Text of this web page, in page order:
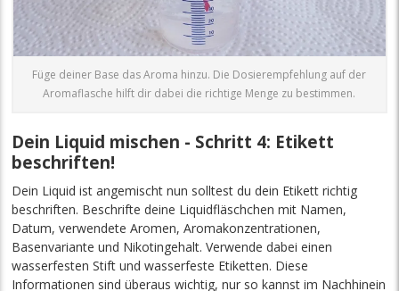
Füge deiner Base das Aroma hinzu. Die Dosierempfehlung auf der
Aromaflasche hilft dir dabei die richtige Menge zu bestimmen.
Dein Liquid mischen - Schritt 4: Etikett
beschriften!
Dein Liquid ist angemischt nun solltest du dein Etikett richtig
beschriften. Beschrifte deine Liquidfläschchen mit Namen,
Datum, verwendete Aromen, Aromakonzentrationen,
Basenvariante und Nikotingehalt. Verwende dabei einen
wasserfesten Stift und wasserfeste Etiketten. Diese
Informationen sind überaus wichtig, nur so kannst im Nachhinein